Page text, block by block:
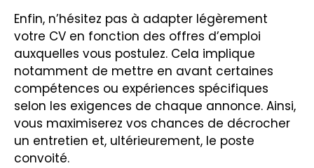
Enfin, n’hésitez pas à adapter légèrement
votre CV en fonction des offres d’emploi
auxquelles vous postulez. Cela implique
notamment de mettre en avant certaines
compétences ou expériences spécifiques
selon les exigences de chaque annonce. Ainsi,
vous maximiserez vos chances de décrocher
un entretien et, ultérieurement, le poste
convoité.